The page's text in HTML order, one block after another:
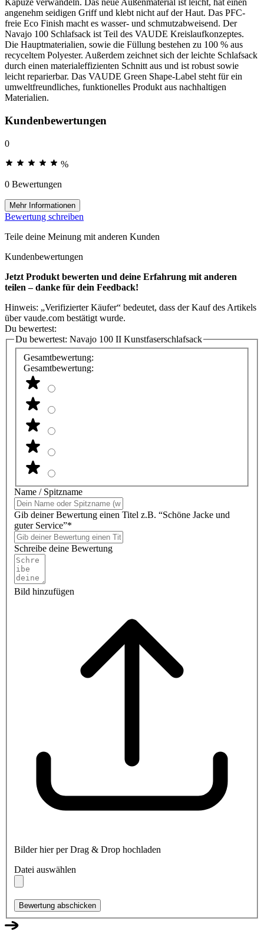
Kapuze verwandeln. Das neue Außenmaterial ist leicht, hat einen
angenehm seidigen Griff und klebt nicht auf der Haut. Das PFC-
freie Eco Finish macht es wasser- und schmutzabweisend. Der
Navajo 100 Schlafsack ist Teil des VAUDE Kreislaufkonzeptes.
Die Hauptmaterialien, sowie die Füllung bestehen zu 100 % aus
recyceltem Polyester. Außerdem zeichnet sich der leichte Schlafsack
durch einen materialeffizienten Schnitt aus und ist robust sowie
leicht reparierbar. Das VAUDE Green Shape-Label steht für ein
umweltfreundliches, funktionelles Produkt aus nachhaltigen
Materialien.
Kundenbewertungen
0
%
0 Bewertungen
Mehr Informationen
Bewertung schreiben
Teile deine Meinung mit anderen Kunden
Kundenbewertungen
Jetzt Produkt bewerten und deine Erfahrung mit anderen
teilen – danke für dein Feedback!
Hinweis: „Verifizierter Käufer“ bedeutet, dass der Kauf des Artikels
über vaude.com bestätigt wurde.
Du bewertest:
Du bewertest: Navajo 100 II Kunstfaserschlafsack
Gesamtbewertung:
Gesamtbewertung:
Name / Spitzname
Gib deiner Bewertung einen Titel z.B. “Schöne Jacke und
guter Service”*
Schreibe deine Bewertung
Bild hinzufügen
Bilder hier per Drag & Drop hochladen
Datei auswählen
Bewertung abschicken